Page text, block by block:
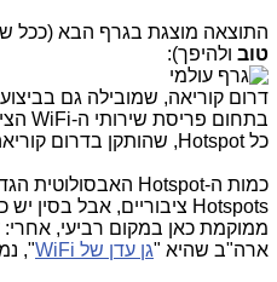
התוצאה מוצגת בגרף הבא (ככל
טוב ולהיפך):
דרום קוריאה, שמובילה גם
כל Hotspot, שהותקן בדרום קוריאה לשירות הציבור.
ממוקמת כאן במקום רביעי, אחרי:
ארה"ב שהיא "גן עדן של WiFi ",